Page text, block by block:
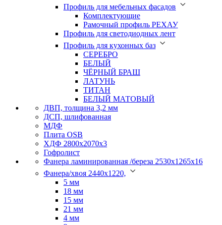
Профиль для мебельных фасадов
Комплектующие
Рамочный профиль РЕХАУ
Профиль для светодиодных лент
Профиль для кухонных баз
СЕРЕБРО
БЕЛЫЙ
ЧЁРНЫЙ БРАШ
ЛАТУНЬ
ТИТАН
БЕЛЫЙ МАТОВЫЙ
ДВП, толщина 3,2 мм
ДСП, шлифованная
МДФ
Плита OSB
ХДФ 2800х2070х3
Гофролист
Фанера ламинированная /береза 2530х1265х16
Фанера/хвоя 2440х1220,
5 мм
18 мм
15 мм
21 мм
4 мм